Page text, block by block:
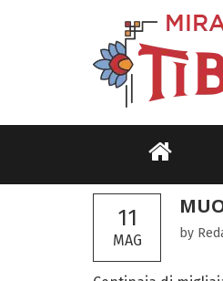
11
MAG by